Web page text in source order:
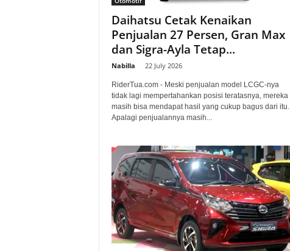
.
o
m
Daihatsu Cetak Kenaikan
Penjualan 27 Persen, Gran Max
dan Sigra-Ayla Tetap...
Nabilla 22 July 2026
RiderTua.com - Meski penjualan model LCGC-nya
tidak lagi mempertahankan posisi teratasnya, mereka
masih bisa mendapat hasil yang cukup bagus dari itu.
Apalagi penjualannya masih...